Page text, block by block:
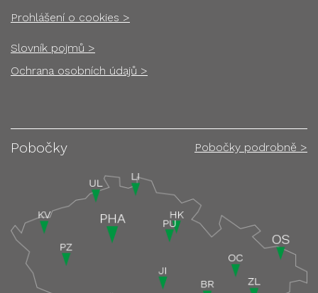
Prohlášení o cookies >
Slovník pojmů >
Ochrana osobních údajů >
Pobočky Pobočky podrobně >